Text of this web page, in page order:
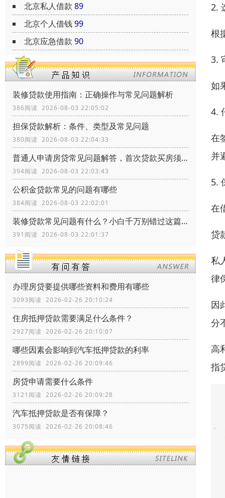
北京私人借款 89
北京个人借钱99
北京应急借款 90
装修贷款使用指南：正确操作与常见问题解析
386阅读 2026-08-03 22:05:02
担保贷款解析：条件、类型及常见问题
380阅读 2026-08-03 22:04:33
普通人申请房贷常见问题解答，首次贷款买房须知常识
394阅读 2026-08-03 22:03:43
公积金贷款常见的问题有哪些
384阅读 2026-08-03 22:02:01
装修贷款常见问题有什么？小白千万别错过这篇文章
391阅读 2026-08-03 22:01:37
办理房贷要提供哪些资料和费用有哪些
3093阅读 2026-02-26 20:10:24
住房抵押贷款需要满足什么条件？
2927阅读 2026-02-26 20:10:07
哪些因素会影响到汽车抵押贷款的利率
2899阅读 2026-02-26 20:09:46
房贷申请需要什么条件
3121阅读 2026-02-26 20:09:28
汽车抵押贷款是否有保障？
3075阅读 2026-02-26 20:08:46
2.
根
3.
如
4.
在
并
5.
在
贷
私
律
因
分
高
指